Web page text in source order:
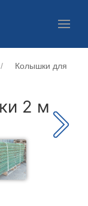
Колышки для
2 м